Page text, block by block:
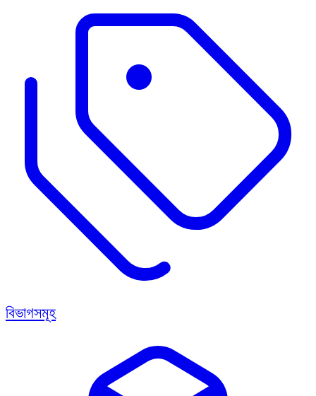
বিভাগসমূহ